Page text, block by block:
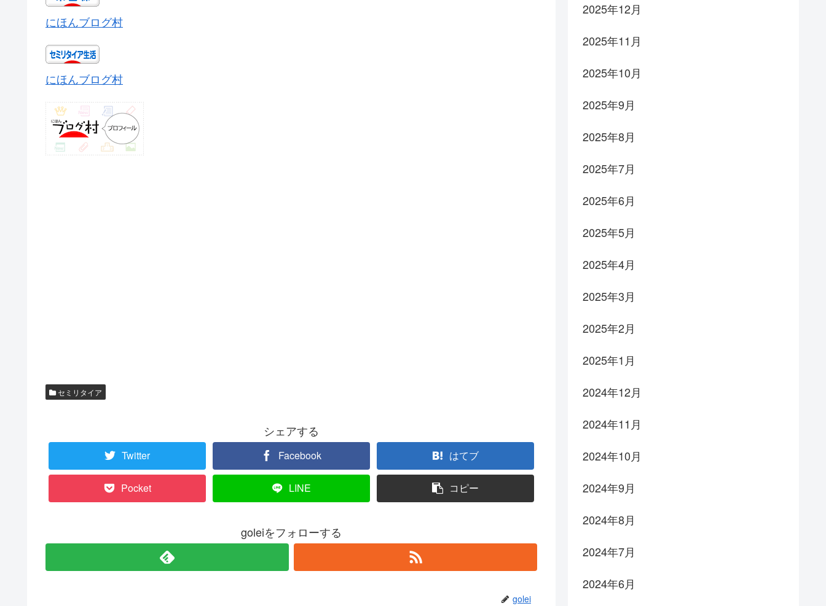
にほんブログ村
にほんブログ村
セミリタイア
シェアする
Twitter Facebook はてブ
Pocket LINE コピー
goleiをフォローする
golei
2025年12月
2025年11月
2025年10月
2025年9月
2025年8月
2025年7月
2025年6月
2025年5月
2025年4月
2025年3月
2025年2月
2025年1月
2024年12月
2024年11月
2024年10月
2024年9月
2024年8月
2024年7月
2024年6月